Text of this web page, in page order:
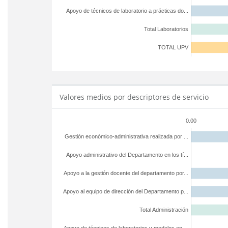
TOTAL UPV
Total Laboratorios
Apoyo de técnicos de laboratorio a prácticas do...
Valores medios por descriptores de servicio
0.00
Total Administración
Apoyo al equipo de dirección del Departamento p...
Apoyo a la gestión docente del departamento por...
Apoyo administrativo del Departamento en los tí...
Gestión económico-administrativa realizada por ...